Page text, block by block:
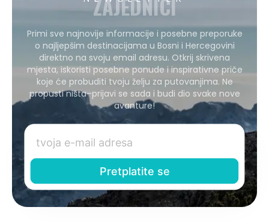
Primi sve najnovije informacije i posebne preporuke
o najljepšim destinacijama u Bosni i Hercegovini
direktno na svoju email adresu. Otkrij skrivena
mjesta, iskoristi posebne ponude i inspirativne priče
koje će probuditi tvoju želju za putovanjima. Ne
propusti ništa–prijavi se sada i budi dio svake nove
avanture!